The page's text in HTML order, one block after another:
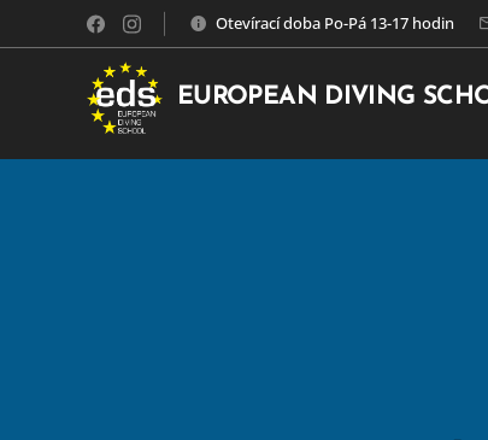
Otevírací doba Po-Pá 13-17 hodin
EUROPEAN DIVING